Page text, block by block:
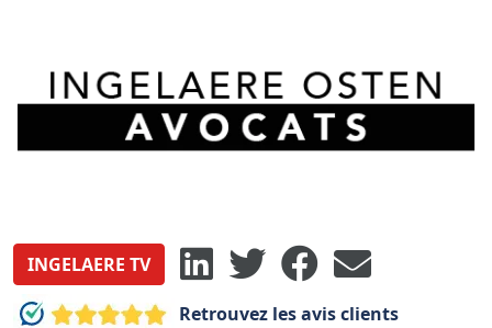
INGELAERE TV
Retrouvez les avis clients